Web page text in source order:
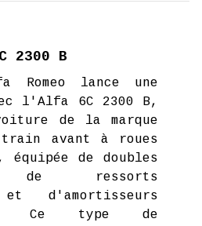
2300 B
Romeo lance une
l'Alfa 6C 2300 B,
de la marque
avant à roues
équipée de doubles
de ressorts
d'amortisseurs
Ce type de